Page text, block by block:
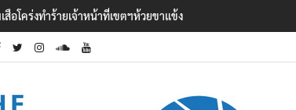
น ‘มิน ออง ไลง์’ เยือนไทย ขึงป้าย ‘ไม่ต้อนรับอาชญากร’